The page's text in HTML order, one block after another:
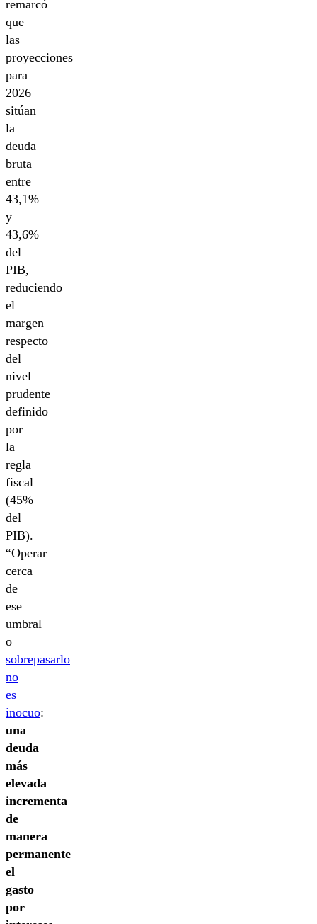
remarcó
que
las
proyecciones
para
2026
sitúan
la
deuda
bruta
entre
43,1%
y
43,6%
del
PIB,
reduciendo
el
margen
respecto
del
nivel
prudente
definido
por
la
regla
fiscal
(45%
del
PIB).
“Operar
cerca
de
ese
umbral
o
sobrepasarlo
no
es
inocuo:
una
deuda
más
elevada
incrementa
de
manera
permanente
el
gasto
por